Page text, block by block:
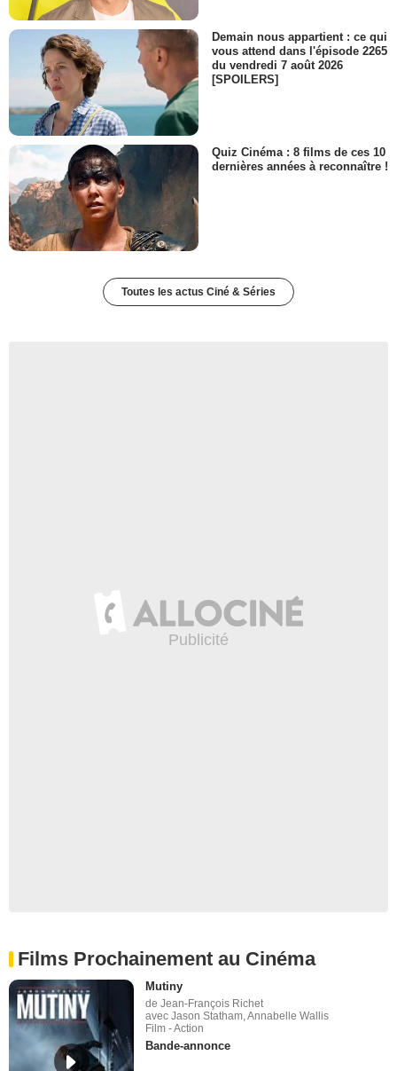
Demain nous appartient : ce qui
vous attend dans l'épisode 2265
du vendredi 7 août 2026
[SPOILERS]
Quiz Cinéma : 8 films de ces 10
dernières années à reconnaître !
Toutes les actus Ciné & Séries
Films Prochainement au Cinéma
Mutiny
de Jean-François Richet
avec Jason Statham, Annabelle Wallis
Film - Action
Bande-annonce